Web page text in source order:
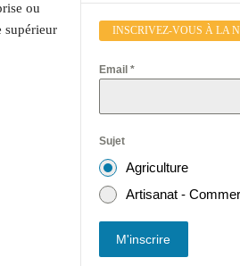
ou
supérieur
INSCRIVEZ-VOUS À LA
Email *
Sujet
Agriculture
Artisanat -
M'inscrire